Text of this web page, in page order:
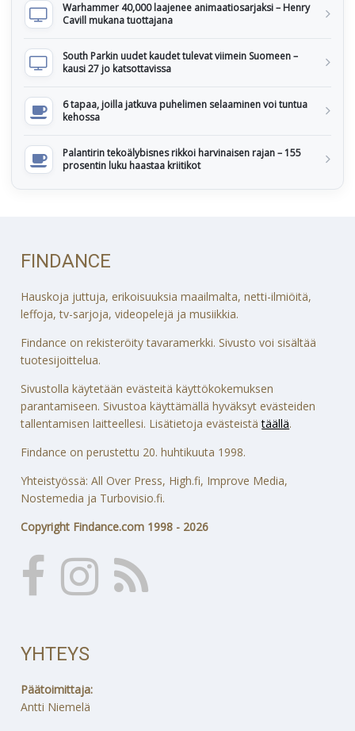
Warhammer 40,000 laajenee animaatiosarjaksi – Henry
Cavill mukana tuottajana
South Parkin uudet kaudet tulevat viimein Suomeen –
kausi 27 jo katsottavissa
6 tapaa, joilla jatkuva puhelimen selaaminen voi tuntua
kehossa
Palantirin tekoälybisnes rikkoi harvinaisen rajan – 155
prosentin luku haastaa kriitikot
FINDANCE
Hauskoja juttuja, erikoisuuksia maailmalta, netti-ilmiöitä,
leffoja, tv-sarjoja, videopelejä ja musiikkia.
Findance on rekisteröity tavaramerkki. Sivusto voi sisältää
tuotesijoittelua.
Sivustolla käytetään evästeitä käyttökokemuksen
parantamiseen. Sivustoa käyttämällä hyväksyt evästeiden
tallentamisen laitteellesi. Lisätietoja evästeistätäällä.
Findance on perustettu 20. huhtikuuta 1998.
Yhteistyössä: All Over Press, High.fi, Improve Media,
Nostemedia ja Turbovisio.fi.
Copyright Findance.com 1998 - 2026
YHTEYS
Päätoimittaja:
Antti Niemelä